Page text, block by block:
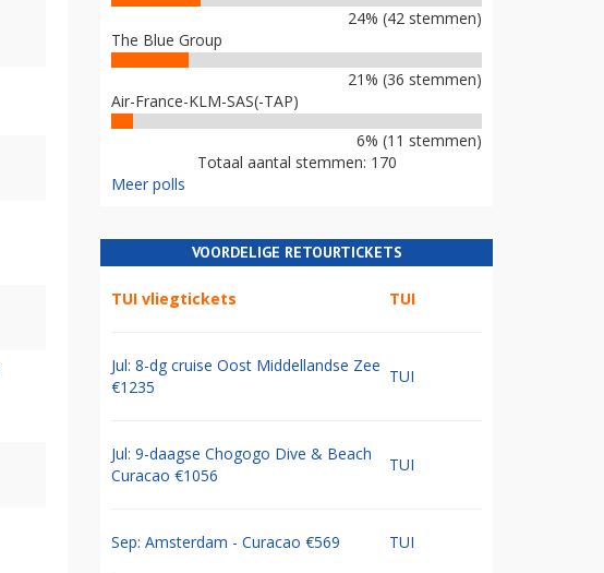
24% (42 stemmen)
The Blue Group
21% (36 stemmen)
Air-France-KLM-SAS(-TAP)
6% (11 stemmen)
Totaal aantal stemmen: 170
Meer polls
VOORDELIGE RETOURTICKETS
TUI vliegtickets TUI
Jul: 8-dg cruise Oost Middellandse Zee
€1235
TUI
Jul: 9-daagse Chogogo Dive & Beach
Curacao €1056
TUI
Sep: Amsterdam - Curacao €569 TUI